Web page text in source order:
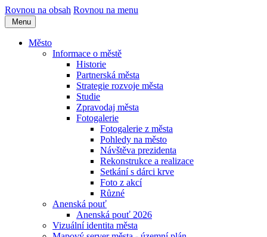
Rovnou na obsah Rovnou na menu
Menu
Město
Informace o městě
Historie
Partnerská města
Strategie rozvoje města
Studie
Zpravodaj města
Fotogalerie
Fotogalerie z města
Pohledy na město
Návštěva prezidenta
Rekonstrukce a realizace
Setkání s dárci krve
Foto z akcí
Různé
Anenská pouť
Anenská pouť 2026
Vizuální identita města